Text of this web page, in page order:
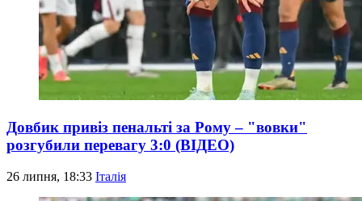
Довбик привіз пенальті за Рому – "вовки"
розгубили перевагу 3:0 (ВІДЕО)
26 липня, 18:33 Італія